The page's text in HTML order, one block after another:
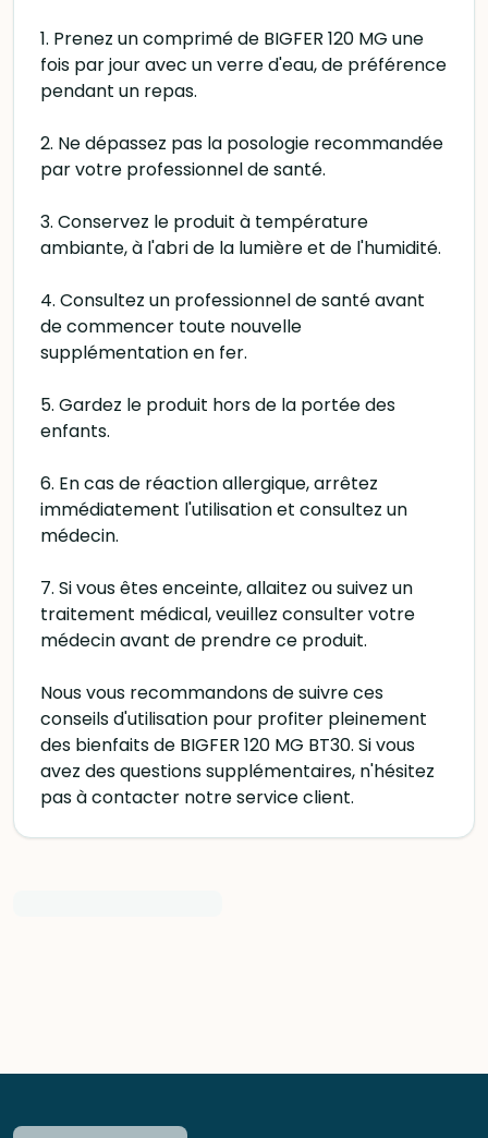
1. Prenez un comprimé de BIGFER 120 MG une
fois par jour avec un verre d'eau, de préférence
pendant un repas.
2. Ne dépassez pas la posologie recommandée
par votre professionnel de santé.
3. Conservez le produit à température
ambiante, à l'abri de la lumière et de l'humidité.
4. Consultez un professionnel de santé avant
de commencer toute nouvelle
supplémentation en fer.
5. Gardez le produit hors de la portée des
enfants.
6. En cas de réaction allergique, arrêtez
immédiatement l'utilisation et consultez un
médecin.
7. Si vous êtes enceinte, allaitez ou suivez un
traitement médical, veuillez consulter votre
médecin avant de prendre ce produit.
Nous vous recommandons de suivre ces
conseils d'utilisation pour profiter pleinement
des bienfaits de BIGFER 120 MG BT30. Si vous
avez des questions supplémentaires, n'hésitez
pas à contacter notre service client.